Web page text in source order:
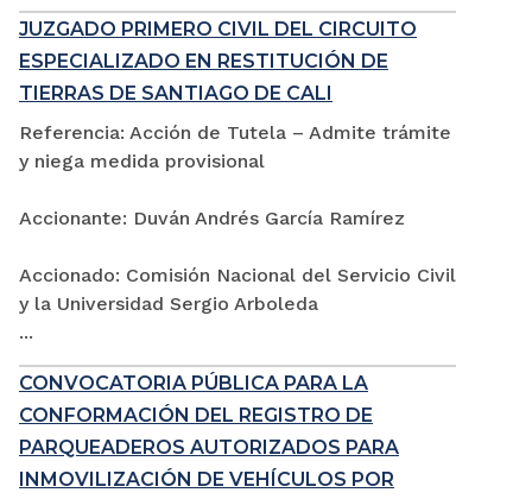
JUZGADO PRIMERO CIVIL DEL CIRCUITO
ESPECIALIZADO EN RESTITUCIÓN DE
TIERRAS DE SANTIAGO DE CALI
Referencia: Acción de Tutela – Admite trámite
y niega medida provisional
Accionante: Duván Andrés García Ramírez
Accionado: Comisión Nacional del Servicio Civil
y la Universidad Sergio Arboleda
...
CONVOCATORIA PÚBLICA PARA LA
CONFORMACIÓN DEL REGISTRO DE
PARQUEADEROS AUTORIZADOS PARA
INMOVILIZACIÓN DE VEHÍCULOS POR